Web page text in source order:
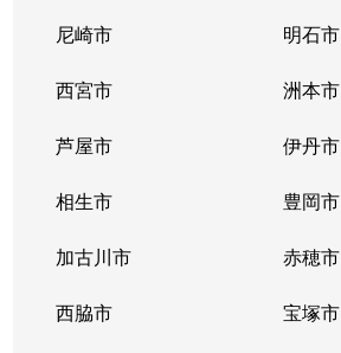
尼崎市 明石市
西宮市 洲本市
芦屋市 伊丹市
相生市 豊岡市
加古川市 赤穂市
西脇市 宝塚市